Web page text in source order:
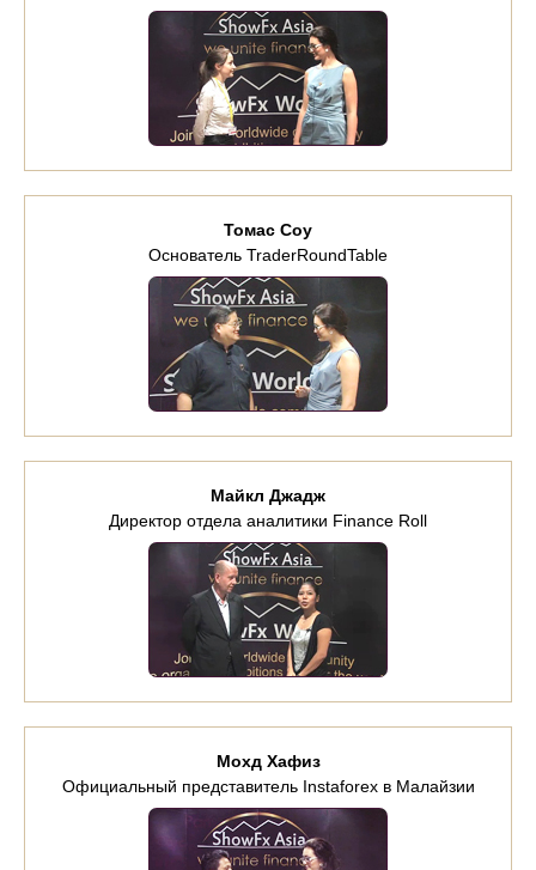
Томас Соу
Основатель TraderRoundTable
Майкл Джадж
Директор отдела аналитики Finance Roll
Мохд Хафиз
Официальный представитель Instaforex в Малайзии